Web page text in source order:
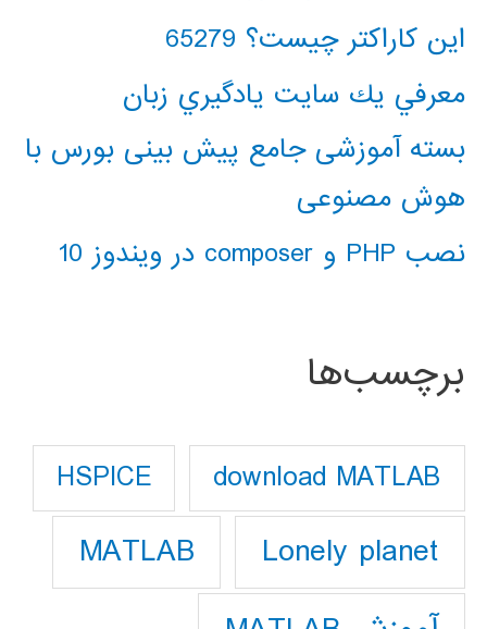
این کاراکتر چیست؟ 65279
معرفي يك سايت يادگيري زبان
بسته آموزشی جامع پیش بینی بورس با
هوش مصنوعی
نصب PHP و composer در ویندوز 10
برچسب‌ها
download MATLAB
HSPICE
Lonely planet
MATLAB